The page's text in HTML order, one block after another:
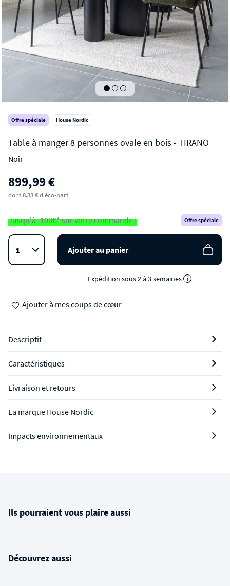
Offre spéciale House Nordic
TIRANO
Table à manger 8 personnes ovale en bois
Noir
899,99 €
dont 8,33 €d'éco-part
Jusqu'à -100€* sur votre commande ! Offre spéciale
Ajouter au panier
Expédition sous 2 à 3 semaines i
Ajouter à mes coups de cœur
Descriptif
Caractéristiques
Livraison et retours
La marque House Nordic
Impacts environnementaux
Ils pourraient vous plaire aussi
Découvrez aussi